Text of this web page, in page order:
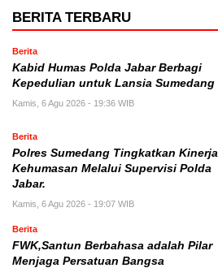
BERITA TERBARU
Berita
Kabid Humas Polda Jabar Berbagi
Kepedulian untuk Lansia Sumedang
Kamis, 6 Agu 2026 - 19:36 WIB
Berita
Polres Sumedang Tingkatkan Kinerja
Kehumasan Melalui Supervisi Polda
Jabar.
Kamis, 6 Agu 2026 - 19:07 WIB
Berita
FWK,Santun Berbahasa adalah Pilar
Menjaga Persatuan Bangsa